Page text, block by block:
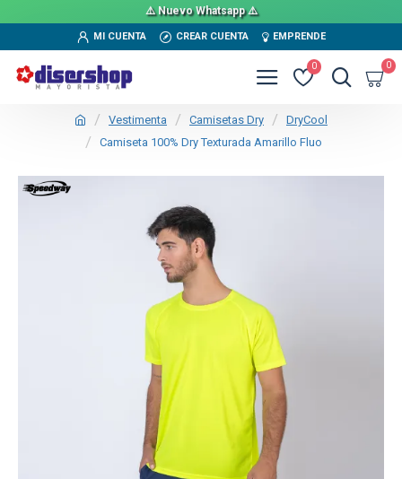
⚠️ Nuevo Whatsapp ⚠️
MI CUENTA CREAR CUENTA EMPRENDE
0 0
Vestimenta Camisetas Dry
DryCool
Camiseta 100% Dry Texturada Amarillo Fluo
TEXTTRANSPARENTE